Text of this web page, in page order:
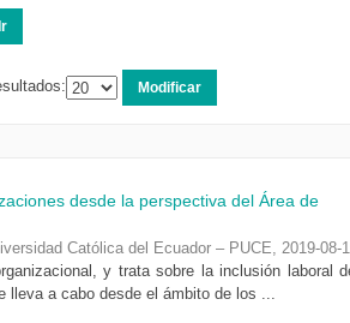
desde la perspectiva del Área de
Católica del Ecuador – PUCE, 2019-08-
y trata sobre la inclusión laboral
lleva a cabo desde el ámbito de los ...